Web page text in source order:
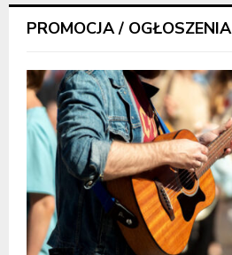
PROMOCJA / OGŁOSZENIA